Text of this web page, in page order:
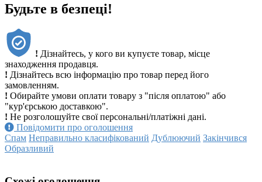
Будьте в безпеці!
! Дізнайтесь, у кого ви купуєте товар, місце
знаходження продавця.
! Дізнайтесь всю інформацію про товар перед його
замовленням.
! Обирайте умови оплати товару з "після оплатою" або
"кур'єрською доставкою".
! Не розголошуйте свої персональні/платіжні дані.
Повідомити про оголошення
Спам Неправильно класифікований Дублюючий Закінчився
Образливий